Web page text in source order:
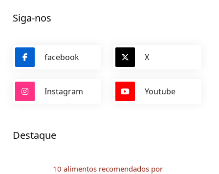
Siga-nos
facebook X
Instagram Youtube
Destaque
10 alimentos recomendados por